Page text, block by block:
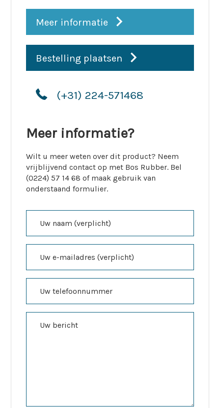
Meer informatie
Bestelling plaatsen
(+31) 224-571468
Meer informatie?
Wilt u meer weten over dit product? Neem
vrijblijvend contact op met Bos Rubber. Bel
(0224) 57 14 68 of maak gebruik van
onderstaand formulier.